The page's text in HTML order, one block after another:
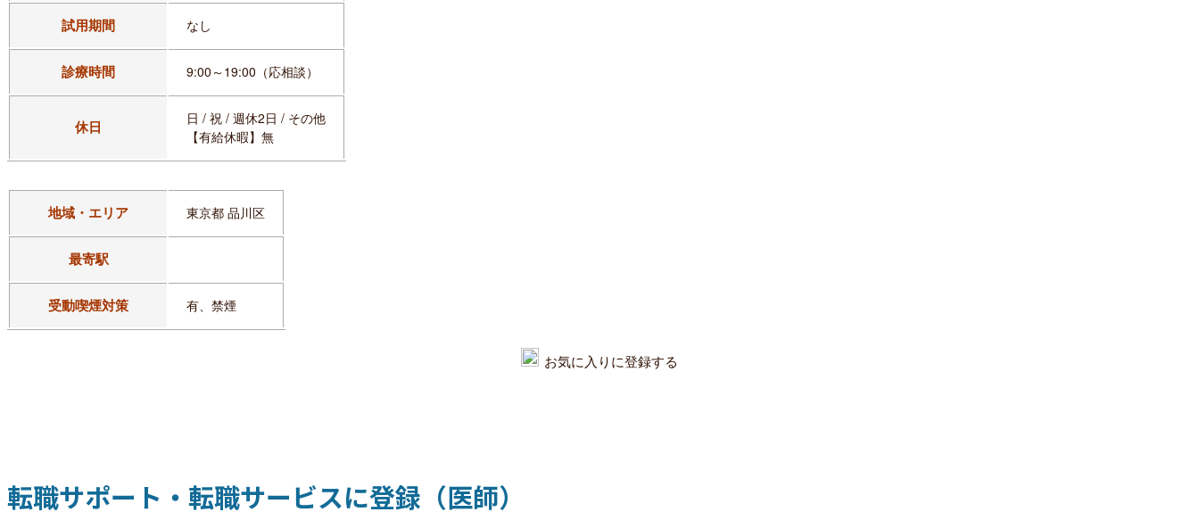
試用期間 なし
診療時間 9:00～19:00（応相談）
休日
日 / 祝 / 週休2日 / その他
【有給休暇】無
地域・エリア 東京都 品川区
最寄駅
受動喫煙対策 有、禁煙
お気に入りに登録する
転職サポート・転職サービスに登録（医師）